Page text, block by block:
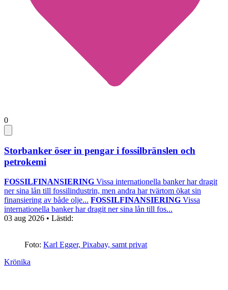
0
Storbanker öser in pengar i fossilbränslen och
petrokemi
FOSSILFINANSIERING Vissa internationella banker har dragit
ner sina lån till fossilindustrin, men andra har tvärtom ökat sin
finansiering av både olje... FOSSILFINANSIERING Vissa
internationella banker har dragit ner sina lån till fos...
03 aug 2026 • Lästid:
Foto: Karl Egger, Pixabay, samt privat
Krönika